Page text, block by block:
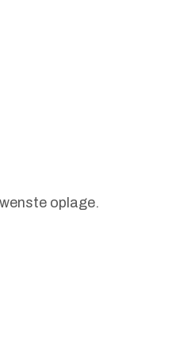
oplage.